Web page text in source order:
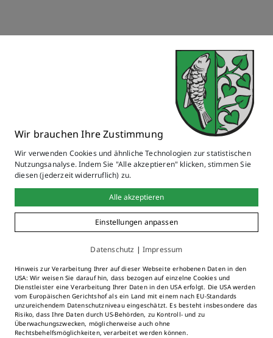
Online Anträge & Formulare
Bitte wählen
Alle Online-Services & Formulare
Wir brauchen Ihre Zustimmung
Wir verwenden Cookies und ähnliche Technologien zur statistischen
Nutzungsanalyse. Indem Sie "Alle akzeptieren" klicken, stimmen Sie
diesen (jederzeit widerruflich) zu.
Alle akzeptieren
Einstellungen anpassen
Datenschutz | Impressum
Hinweis zur Verarbeitung Ihrer auf dieser Webseite erhobenen Daten in den
USA: Wir weisen Sie darauf hin, dass bezogen auf einzelne Cookies und
Dienstleister eine Verarbeitung Ihrer Daten in den USA erfolgt. Die USA werden
vom Europäischen Gerichtshof als ein Land mit einem nach EU-Standards
unzureichendem Datenschutzniveau eingeschätzt. Es besteht insbesondere das
Risiko, dass Ihre Daten durch US-Behörden, zu Kontroll- und zu
Überwachungszwecken, möglicherweise auch ohne
Rechtsbehelfsmöglichkeiten, verarbeitet werden können.